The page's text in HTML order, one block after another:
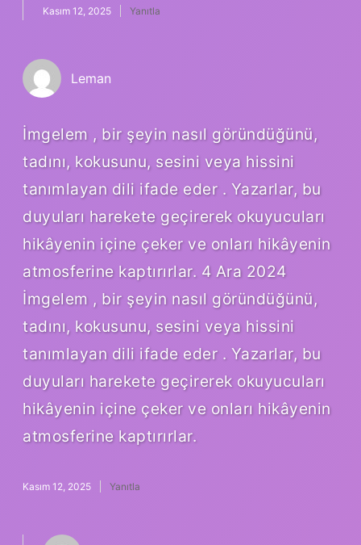
Kasım 12, 2025 Yanıtla
Leman
İmgelem , bir şeyin nasıl göründüğünü,
tadını, kokusunu, sesini veya hissini
tanımlayan dili ifade eder . Yazarlar, bu
duyuları harekete geçirerek okuyucuları
hikâyenin içine çeker ve onları hikâyenin
atmosferine kaptırırlar. 4 Ara 2024
İmgelem , bir şeyin nasıl göründüğünü,
tadını, kokusunu, sesini veya hissini
tanımlayan dili ifade eder . Yazarlar, bu
duyuları harekete geçirerek okuyucuları
hikâyenin içine çeker ve onları hikâyenin
atmosferine kaptırırlar.
Kasım 12, 2025 Yanıtla